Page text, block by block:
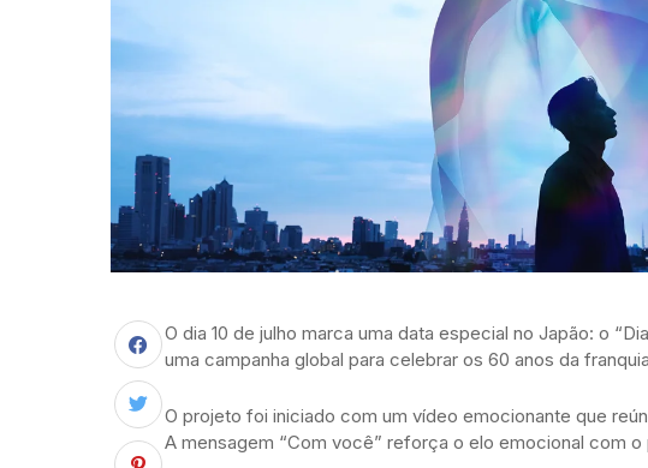
O dia 10 de julho marca uma data especial no Japão: o
uma campanha global para celebrar os 60 anos da
O projeto foi iniciado com um vídeo emocionante que
A mensagem “Com você” reforça o elo emocional com o